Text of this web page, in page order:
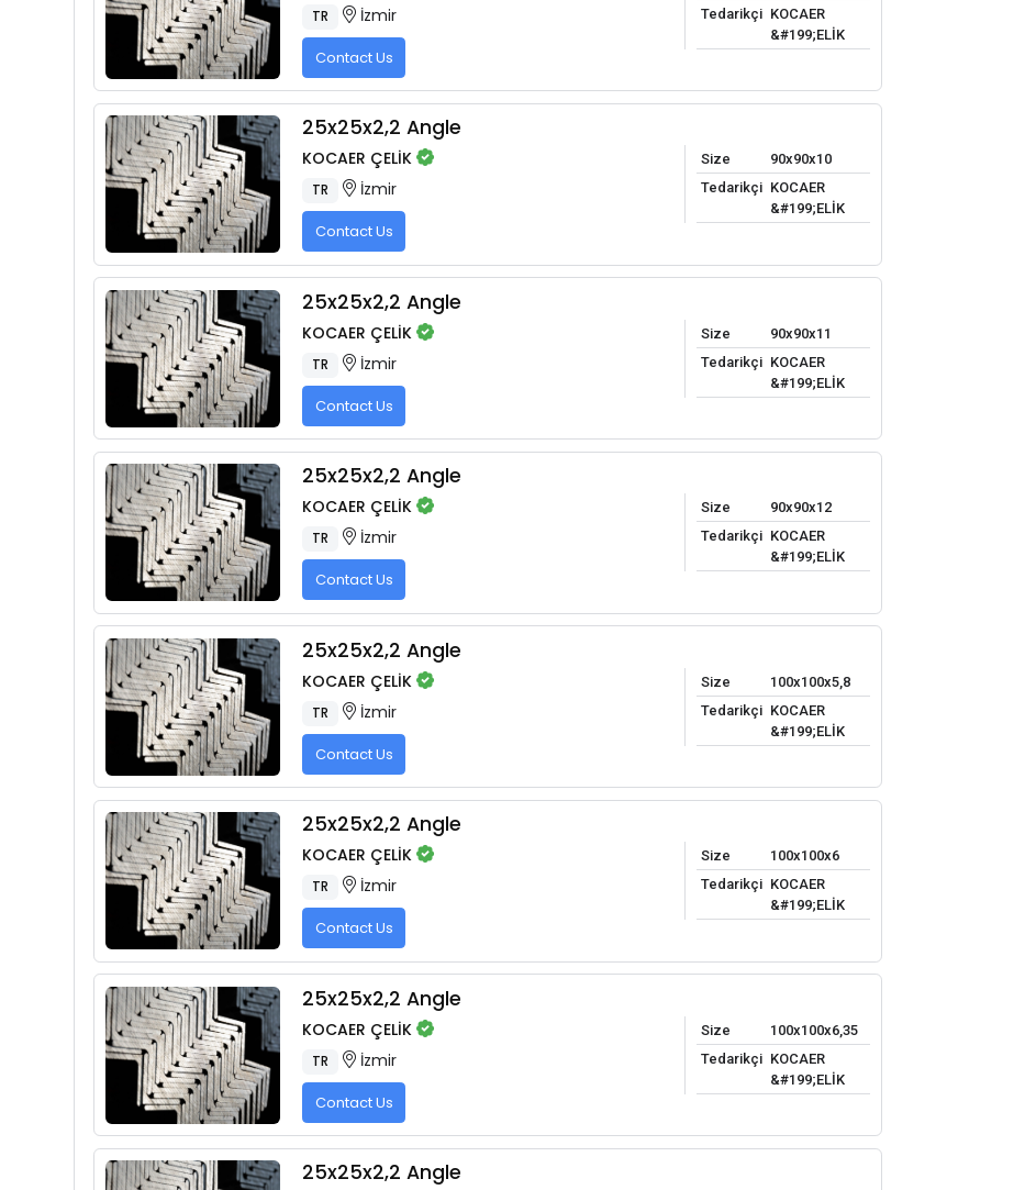
TR İzmir
Contact Us
Tedarikçi KOCAER
&#199;ELİK
25x25x2,2 Angle
KOCAER ÇELİK
TR İzmir
Contact Us
Size
90x90x10
Tedarikçi KOCAER
&#199;ELİK
25x25x2,2 Angle
KOCAER ÇELİK
TR İzmir
Contact Us
Size
90x90x11
Tedarikçi KOCAER
&#199;ELİK
25x25x2,2 Angle
KOCAER ÇELİK
TR İzmir
Contact Us
Size
90x90x12
Tedarikçi KOCAER
&#199;ELİK
25x25x2,2 Angle
KOCAER ÇELİK
TR İzmir
Contact Us
Size
100x100x5,8
Tedarikçi KOCAER
&#199;ELİK
25x25x2,2 Angle
KOCAER ÇELİK
TR İzmir
Contact Us
Size
100x100x6
Tedarikçi KOCAER
&#199;ELİK
25x25x2,2 Angle
KOCAER ÇELİK
TR İzmir
Contact Us
Size
100x100x6,35
Tedarikçi KOCAER
&#199;ELİK
25x25x2,2 Angle